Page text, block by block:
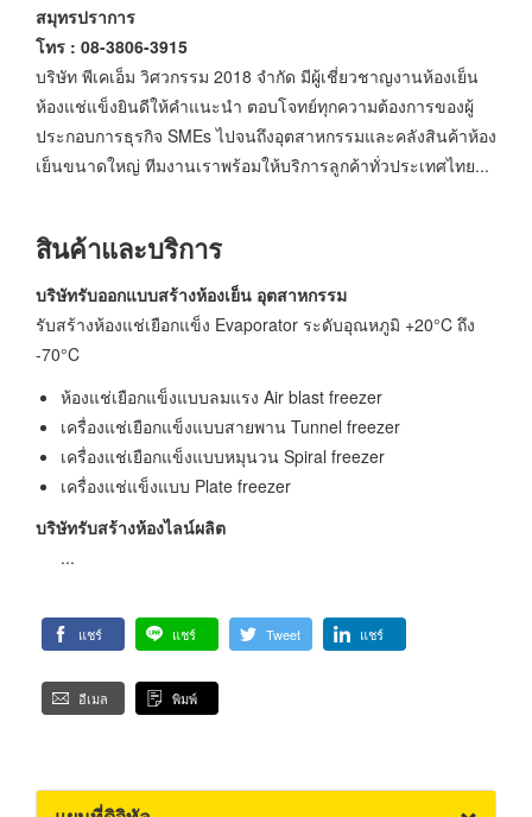
สมุทรปราการ
โทร : 08-3806-3915
บริษัท พีเคเอ็ม วิศวกรรม 2018 จำกัด มีผู้เชี่ยวชาญงานห้องเย็น
ห้องแช่แข็งยินดีให้คำแนะนำ ตอบโจทย์ทุกความต้องการของผู้
ประกอบการธุรกิจ SMEs ไปจนถึงอุตสาหกรรมและคลังสินค้าห้อง
เย็นขนาดใหญ่ ทีมงานเราพร้อมให้บริการลูกค้าทั่วประเทศไทย...
สินค้าและบริการ
บริษัทรับออกแบบสร้างห้องเย็น อุตสาหกรรม
รับสร้างห้องแช่เยือกแข็ง Evaporator ระดับอุณหภูมิ +20°C ถึง
-70°C
ห้องแช่เยือกแข็งแบบลมแรง Air blast freezer
เครื่องแช่เยือกแข็งแบบสายพาน Tunnel freezer
เครื่องแช่เยือกแข็งแบบหมุนวน Spiral freezer
เครื่องแช่แข็งแบบ Plate freezer
บริษัทรับสร้างห้องไลน์ผลิต
...
แชร์ แชร์ Tweet แชร์
อีเมล พิมพ์